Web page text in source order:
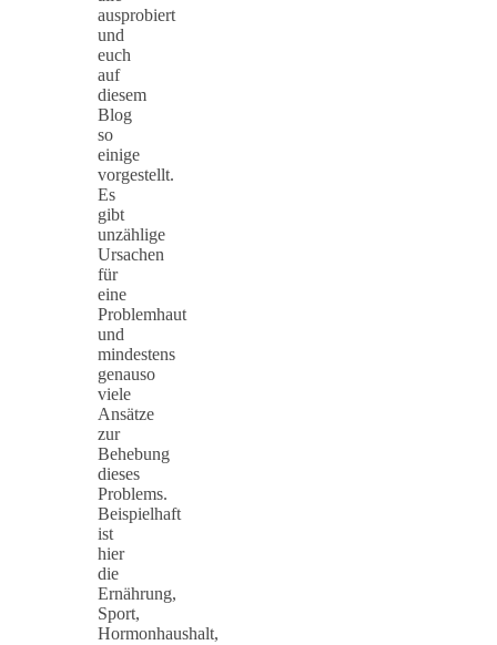
ausprobiert
und
euch
auf
diesem
Blog
so
einige
vorgestellt.
Es
gibt
unzählige
Ursachen
für
eine
Problemhaut
und
mindestens
genauso
viele
Ansätze
zur
Behebung
dieses
Problems.
Beispielhaft
ist
hier
die
Ernährung,
Sport,
Hormonhaushalt,